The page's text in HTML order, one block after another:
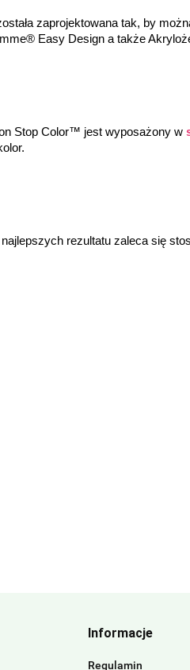
zaprojektowana tak, by
Easy Design a także
Stop Color™ jest wyposażony w
rezultatu zaleca się
Informacje
Regulamin